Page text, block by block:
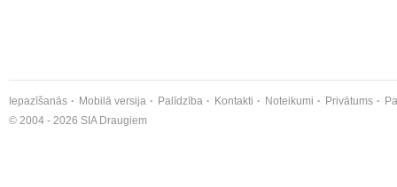
Iepazīšanās Mobilā versija Palīdzība Kontakti Noteikumi Privātums
© 2004 - 2026 SIA Draugiem